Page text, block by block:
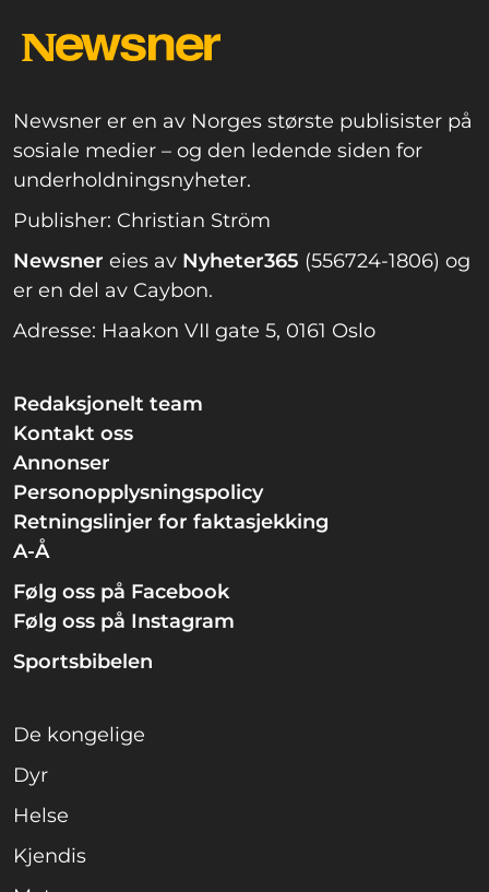
Newsner er en av Norges største publisister på
sosiale medier – og den ledende siden for
underholdningsnyheter.
Publisher: Christian Ström
Newsner eies av Nyheter365 (556724-1806) og
er en del av Caybon.
Adresse: Haakon VII gate 5, 0161 Oslo
Redaksjonelt team
Kontakt oss
Annonser
Personopplysningspolicy
Retningslinjer for faktasjekking
A-Å
Følg oss på Facebook
Følg oss på Instagram
Sportsbibelen
De kongelige
Dyr
Helse
Kjendis